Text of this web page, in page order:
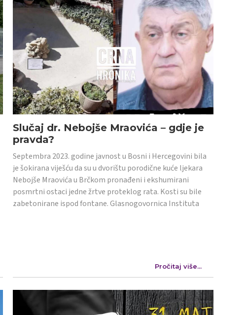
Slučaj dr. Nebojše Mraovića – gdje je
pravda?
Septembra 2023. godine javnost u Bosni i Hercegovini bila
je šokirana viješću da su u dvorištu porodične kuće ljekara
Nebojše Mraovića u Brčkom pronađeni i ekshumirani
posmrtni ostaci jedne žrtve proteklog rata. Kosti su bile
zabetonirane ispod fontane. Glasnogovornica Instituta
Pročitaj više...